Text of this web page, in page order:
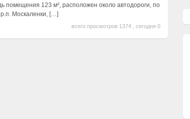
помещения 123 м², расположен около автодороги, по
Москаленки, […]
всего просмотров 1374 , сегодня 0